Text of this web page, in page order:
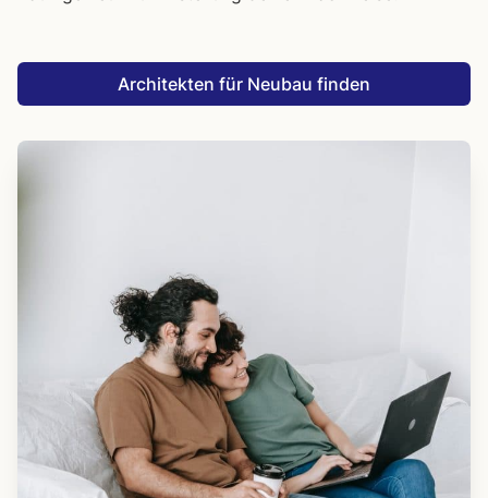
Architekten für Neubau finden